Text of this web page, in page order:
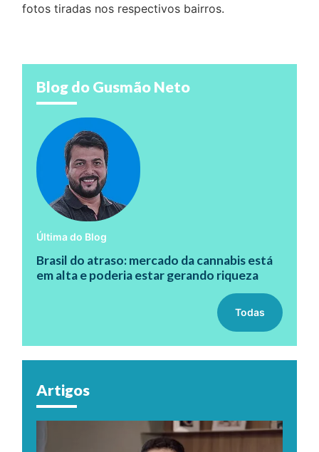
fotos tiradas nos respectivos bairros.
Blog do Gusmão Neto
Última do Blog
Brasil do atraso: mercado da cannabis está
em alta e poderia estar gerando riqueza
Todas
Artigos